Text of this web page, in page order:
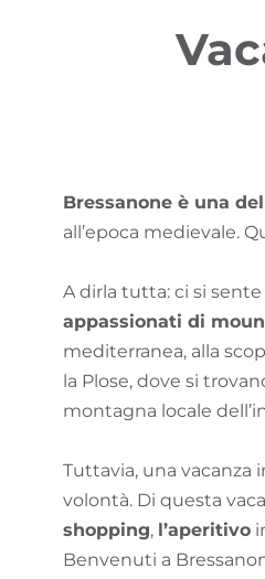
Bressanone è una
all’epoca medievale.
A dirla tutta: ci si
appassionati di
mediterranea, alla
la Plose, dove si
montagna locale
Tuttavia, una vacanza
volontà. Di questa
shopping, l’aperitivo
Benvenuti a